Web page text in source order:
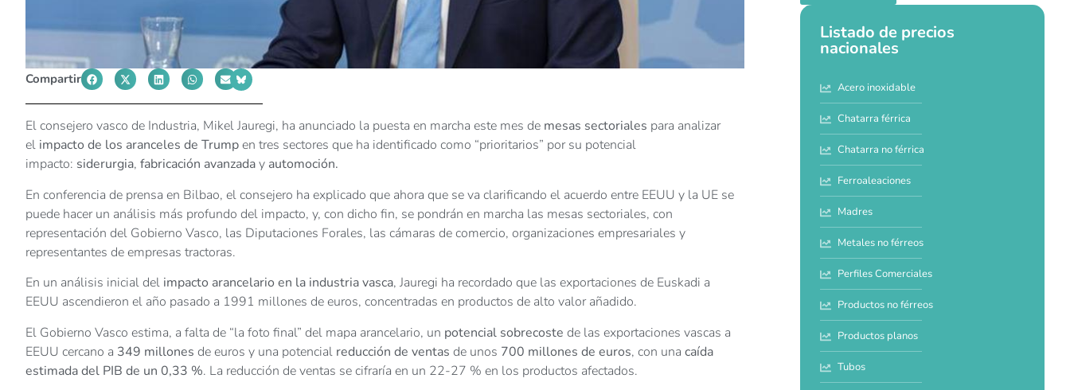
Compartir
El consejero vasco de Industria, Mikel Jauregi, ha anunciado la puesta en marcha este mes de mesas sectoriales para analizar
el impacto de los aranceles de Trumpen tres sectores que ha identificado como “prioritarios” por su potencial
impacto: siderurgia, fabricación avanzaday automoción.
En conferencia de prensa en Bilbao, el consejero ha explicado que ahora que se va clarificando el acuerdo entre EEUU y la UE se
puede hacer un análisis más profundo del impacto, y, con dicho fin, se pondrán en marcha las mesas sectoriales, con
representación del Gobierno Vasco, las Diputaciones Forales, las cámaras de comercio, organizaciones empresariales y
representantes de empresas tractoras.
En un análisis inicial del impacto arancelario en la industria vasca, Jauregi ha recordado que las exportaciones de Euskadi a
EEUU ascendieron el año pasado a 1991 millones de euros, concentradas en productos de alto valor añadido.
El Gobierno Vasco estima, a falta de “la foto final” del mapa arancelario, un potencial sobrecoste de las exportaciones vascas a
EEUU cercano a 349 millones de euros y una potencial reducción de ventas de unos 700 millones de euros, con una caída
estimada del PIB de un 0,33 %. La reducción de ventas se cifraría en un 22-27 % en los productos afectados.
Listado de precios
nacionales
Acero inoxidable
Chatarra férrica
Chatarra no férrica
Ferroaleaciones
Madres
Metales no férreos
Perfiles Comerciales
Productos no férreos
Productos planos
Tubos